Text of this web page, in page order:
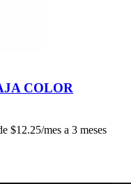
COLOR
$12.25/mes a 3 meses